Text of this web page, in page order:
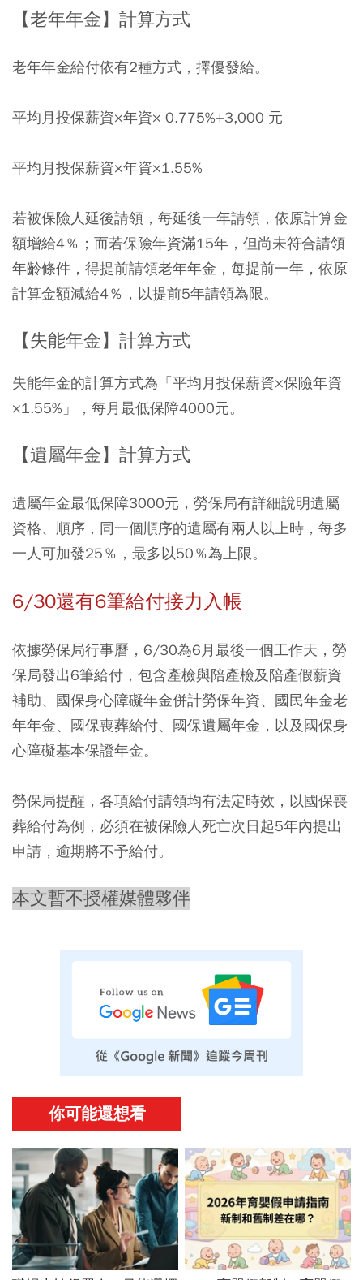
【老年年金】計算方式
老年年金給付依有2種方式，擇優發給。
平均月投保薪資×年資× 0.775%+3,000 元
平均月投保薪資×年資×1.55%
若被保險人延後請領，每延後一年請領，依原計算金
額增給4％；而若保險年資滿15年，但尚未符合請領
年齡條件，得提前請領老年年金，每提前一年，依原
計算金額減給4％，以提前5年請領為限。
【失能年金】計算方式
失能年金的計算方式為「平均月投保薪資×保險年資
×1.55%」，每月最低保障4000元。
【遺屬年金】計算方式
遺屬年金最低保障3000元，勞保局有詳細說明遺屬
資格、順序，同一個順序的遺屬有兩人以上時，每多
一人可加發25％，最多以50％為上限。
6/30還有6筆給付接力入帳
依據勞保局行事曆，6/30為6月最後一個工作天，勞
保局發出6筆給付，包含產檢與陪產檢及陪產假薪資
補助、國保身心障礙年金併計勞保年資、國民年金老
年年金、國保喪葬給付、國保遺屬年金，以及國保身
心障礙基本保證年金。
勞保局提醒，各項給付請領均有法定時效，以國保喪
葬給付為例，必須在被保險人死亡次日起5年內提出
申請，逾期將不予給付。
本文暫不授權媒體夥伴